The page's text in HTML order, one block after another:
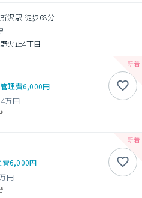
沢駅 徒歩68分
火止4丁目
管理費6,000円
万円
費6,000円
円